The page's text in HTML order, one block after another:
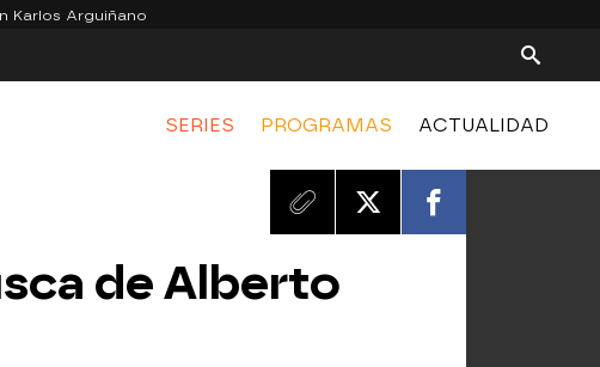
Karlos Arguiñano
SERIES PROGRAMAS ACTUALIDAD
de Alberto